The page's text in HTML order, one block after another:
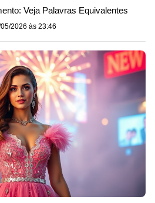
Veja Palavras Equivalentes
2026 às 23:46